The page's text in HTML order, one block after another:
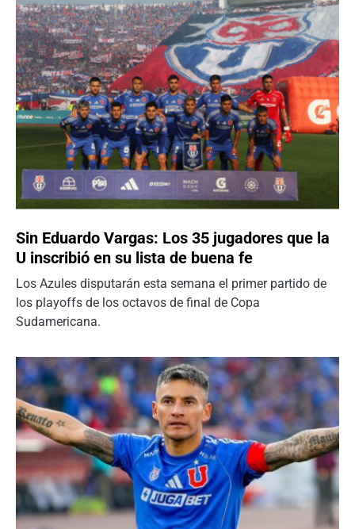
Sin Eduardo Vargas: Los 35 jugadores que la
U inscribió en su lista de buena fe
Los Azules disputarán esta semana el primer partido de
los playoffs de los octavos de final de Copa
Sudamericana.